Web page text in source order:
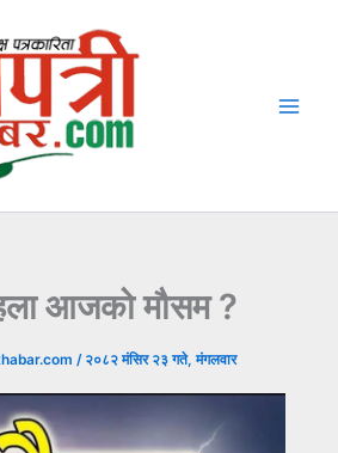
आजको मौसम ?
/ २०८२ मंसिर २३ गते, मंगलवार